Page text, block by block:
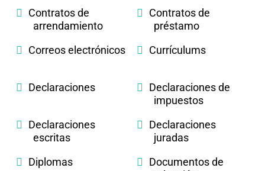
Contratos de
arrendamiento
Contratos de
préstamo
Correos electrónicos
Currículums
Declaraciones
Declaraciones de
impuestos
Declaraciones
escritas
Declaraciones
juradas
Diplomas
Documentos de